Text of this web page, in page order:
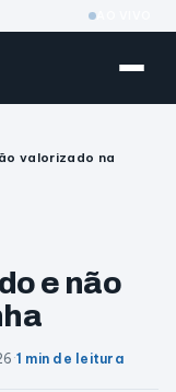
valorizado na
e não
·1 min de leitura